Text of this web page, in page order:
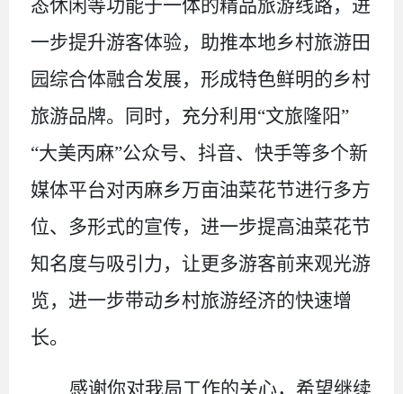
态休闲等功能于一体的精品旅游线路，进
一步提升游客体验，助推本地乡村旅游田
园综合体融合发展，形成特色鲜明的乡村
旅游品牌。同时，充分利用 “文旅隆阳”
“大美丙麻”公众号、抖音、快手等多个新
媒体平台对丙麻乡万亩油菜花节进行多方
位、多形式的宣传，进一步提高油菜花节
知名度与吸引力，让更多游客前来观光游
览，进一步带动乡村旅游经济的快速增
长。
感谢你对我局工作的关心， 希望继续